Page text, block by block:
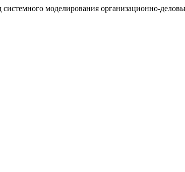
моделирования организационно-деловых